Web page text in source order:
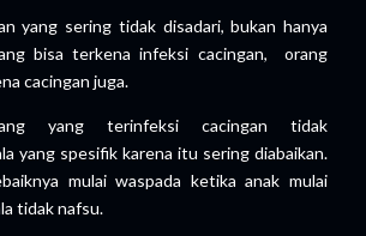
yang sering tidak disadari, bukan hanya
bisa terkena infeksi cacingan, orang
cacingan juga.
yang terinfeksi cacingan tidak
yang spesifik karena itu sering diabaikan.
mulai waspada ketika anak mulai
tidak nafsu.